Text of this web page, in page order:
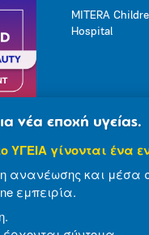
MITERA
Hospital
νέα εποχή υγείας.
γίνονται ένα
και μέσα
εμπειρία.